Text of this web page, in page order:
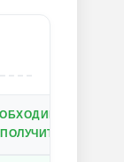
ДОСТУП